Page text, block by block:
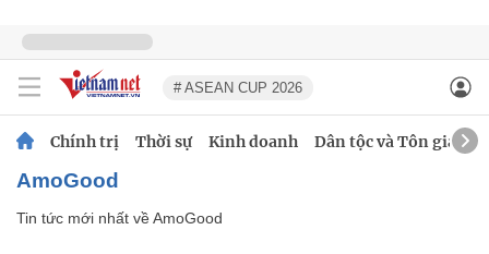
# ASEAN CUP 2026
Chính trị Thời sự Kinh doanh Dân tộc và Tôn giáo
AmoGood
Tin tức mới nhất vềAmoGood